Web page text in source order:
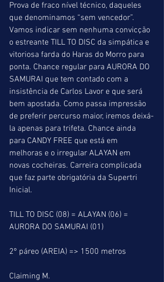
Prova de fraco nível técnico, daqueles
que denominamos “sem vencedor”.
Vamos indicar sem nenhuma convicção
o estreante TILL TO DISC da simpática e
vitoriosa farda do Haras do Morro para
ponta. Chance regular para AURORA DO
SAMURAI que tem contado com a
insistência de Carlos Lavor e que será
bem apostada. Como passa impressão
de preferir percurso maior, iremos deixá-
la apenas para trifeta. Chance ainda
para CANDY FREE que está em
melhoras e o irregular ALAYAN em
novas cocheiras. Carreira complicada
que faz parte obrigatória da Supertri
Inicial.
TILL TO DISC (08) = ALAYAN (06) =
AURORA DO SAMURAI (01)
2º páreo (AREIA) => 1500 metros
Claiming M.